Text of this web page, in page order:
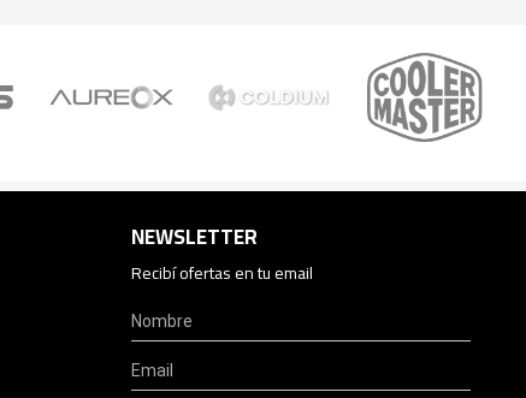
NEWSLETTER
Recibí ofertas en tu email